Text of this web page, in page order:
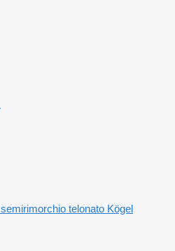
semirimorchio telonato Kögel